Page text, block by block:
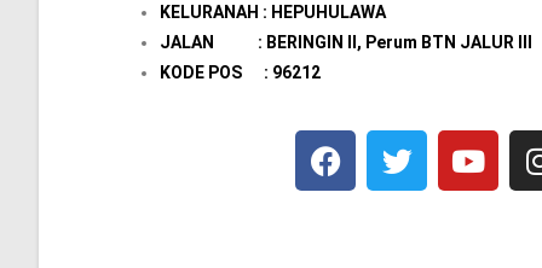
KELURANAH : HEPUHULAWA
JALAN : BERINGIN II, Perum BTN JALUR III
KODE POS : 96212